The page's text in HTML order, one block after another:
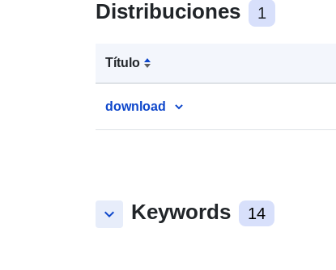
Distribuciones 1
Título
download
keyboard_arrow_down Keywords 14